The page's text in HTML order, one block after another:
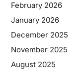
February 2026
January 2026
December 2025
November 2025
August 2025